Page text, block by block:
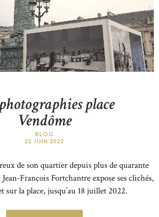
place
Vendôme
BLOG
21 JUIN 2022
de son quartier depuis plus de quarante
François Fortchantre expose ses clichés,
sur la place, jusqu’au 18 juillet 2022.